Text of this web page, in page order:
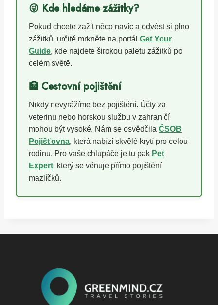
😜 Kde hledáme zážitky?
Pokud chcete zažít něco navíc a odvést si plno
zážitků, určitě mrkněte na portál Get Your
Guide, kde najdete širokou paletu zážitků po
celém světě.
🏥 Cestovní pojištění
Nikdy nevyrážíme bez pojištění. Účty za
veterinu nebo horskou službu v zahraničí
mohou být vysoké. Nám se osvědčila ČSOB
Pojišťovna, která nabízí skvělé krytí pro celou
rodinu. Pro vaše chlupáče je tu pak Pet
Expert, který se věnuje přímo pojištění
mazlíčků.